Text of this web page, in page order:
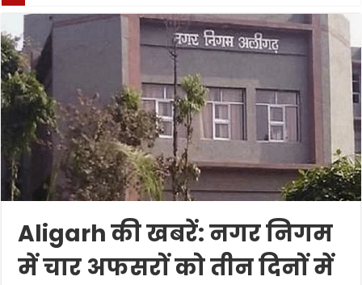
Aligarh की खबरें: नगर निगम
में चार अफसरों को तीन दिनों में